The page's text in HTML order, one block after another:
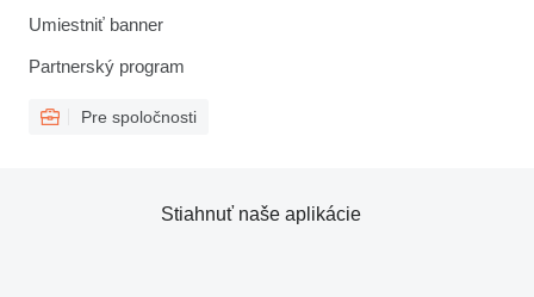
Umiestniť banner
Partnerský program
Pre spoločnosti
Stiahnuť naše aplikácie